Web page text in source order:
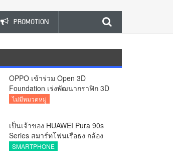
PROMOTION
OPPO เข้าร่วม Open 3D
Foundation เร่งพัฒนากราฟิก 3D
บนอุปกรณ์มือถือ
ไม่มีหมวดหมู่
เป็นเจ้าของ HUAWEI Pura 90s
Series สมาร์ทโฟนเรือธง กล้อง
ถ่ายสวยสมจริงทุกระยะ พร้อมของ
SMARTPHONE